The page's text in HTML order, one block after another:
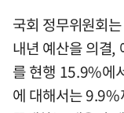
국회 정무위원회
내년 예산을 의결,
를 현행 15.9%에
에 대해서는